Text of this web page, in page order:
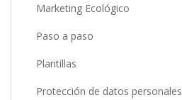
Marketing Ecológico
Paso a paso
Plantillas
Protección de datos personales